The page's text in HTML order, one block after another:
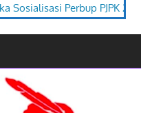
Festival Budaya